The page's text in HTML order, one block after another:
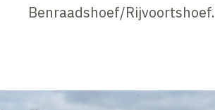
Benraadshoef/Rijvoortshoef.